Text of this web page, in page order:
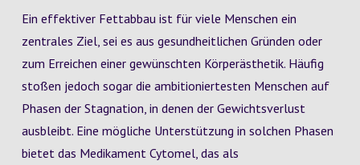
Ein effektiver Fettabbau ist für viele Menschen ein
zentrales Ziel, sei es aus gesundheitlichen Gründen oder
zum Erreichen einer gewünschten Körperästhetik. Häufig
stoßen jedoch sogar die ambitioniertesten Menschen auf
Phasen der Stagnation, in denen der Gewichtsverlust
ausbleibt. Eine mögliche Unterstützung in solchen Phasen
bietet das Medikament Cytomel, das als